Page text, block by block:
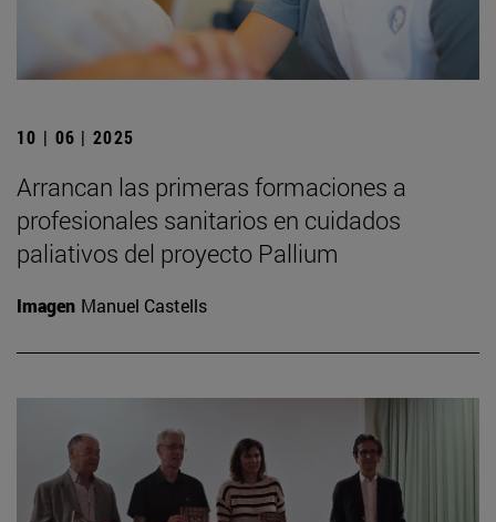
10 | 06 | 2025
Arrancan las primeras formaciones a
profesionales sanitarios en cuidados
paliativos del proyecto Pallium
Imagen Manuel Castells